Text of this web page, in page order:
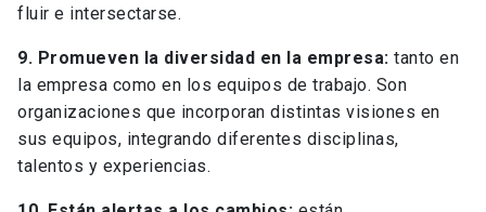
fluir e intersectarse.
9. Promueven la diversidad en la empresa: tanto en
la empresa como en los equipos de trabajo. Son
organizaciones que incorporan distintas visiones en
sus equipos, integrando diferentes disciplinas,
talentos y experiencias.